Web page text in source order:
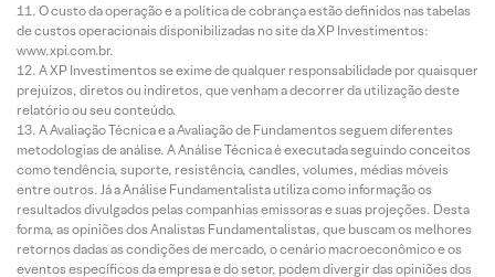
O custo da operação e a política de cobrança estão definidos nas tabelas
de custos operacionais disponibilizadas no site da XP Investimentos:
www.xpi.com.br.
A XP Investimentos se exime de qualquer responsabilidade por quaisquer
prejuízos, diretos ou indiretos, que venham a decorrer da utilização deste
relatório ou seu conteúdo.
A Avaliação Técnica e a Avaliação de Fundamentos seguem diferentes
metodologias de análise. A Análise Técnica é executada seguindo conceitos
como tendência, suporte, resistência, candles, volumes, médias móveis
entre outros. Já a Análise Fundamentalista utiliza como informação os
resultados divulgados pelas companhias emissoras e suas projeções. Desta
forma, as opiniões dos Analistas Fundamentalistas, que buscam os melhores
retornos dadas as condições de mercado, o cenário macroeconômico e os
eventos específicos da empresa e do setor, podem divergir das opiniões dos